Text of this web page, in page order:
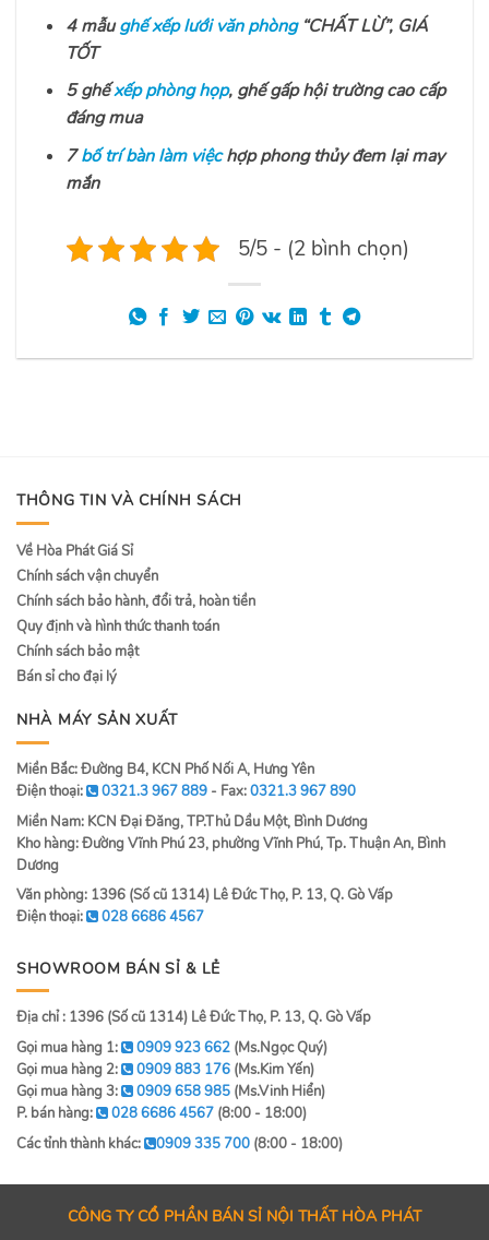
4 mẫughế xếp lưới văn phòng“CHẤT LỪ”, GIÁ
TỐT
5 ghếxếp phòng họp, ghế gấp hội trường cao cấp
đáng mua
7bố trí bàn làm việchợp phong thủy đem lại may
mắn
5/5 - (2 bình chọn)
THÔNG TIN VÀ CHÍNH SÁCH
Về Hòa Phát Giá Sỉ
Chính sách vận chuyển
Chính sách bảo hành, đổi trả, hoàn tiền
Quy định và hình thức thanh toán
Chính sách bảo mật
Bán sỉ cho đại lý
NHÀ MÁY SẢN XUẤT
Miền Bắc: Đường B4, KCN Phố Nối A, Hưng Yên
Điện thoại:
0321.3 967 889 - Fax:0321.3 967 890
Miền Nam: KCN Đại Đăng, TP.Thủ Dầu Một, Bình Dương
Kho hàng: Đường Vĩnh Phú 23, phường Vĩnh Phú, Tp. Thuận An, Bình
Dương
Văn phòng: 1396 (Số cũ 1314) Lê Đức Thọ, P. 13, Q. Gò Vấp
Điện thoại:
028 6686 4567
SHOWROOM BÁN SỈ & LẺ
Địa chỉ : 1396 (Số cũ 1314) Lê Đức Thọ, P. 13, Q. Gò Vấp
Gọi mua hàng 1:
0909 923 662 (Ms.Ngọc Quý)
Gọi mua hàng 2:
0909 883 176 (Ms.Kim Yến)
Gọi mua hàng 3:
0909 658 985 (Ms.Vinh Hiển)
P. bán hàng:
028 6686 4567 (8:00 - 18:00)
Các tỉnh thành khác:
0909 335 700 (8:00 - 18:00)
CÔNG TY CỔ PHẦN BÁN SỈ NỘI THẤT HÒA PHÁT